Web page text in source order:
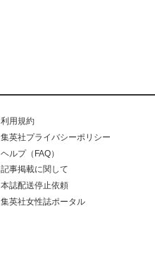
利用規約
集英社プライバシーポリシー
ヘルプ（FAQ）
記事掲載に関して
本誌配送停止依頼
集英社女性誌ポータル